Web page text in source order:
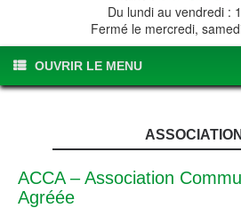
Du lundi au vendredi :
Fermé le mercredi,
OUVRIR LE MENU
ACCA – Association
Agréée